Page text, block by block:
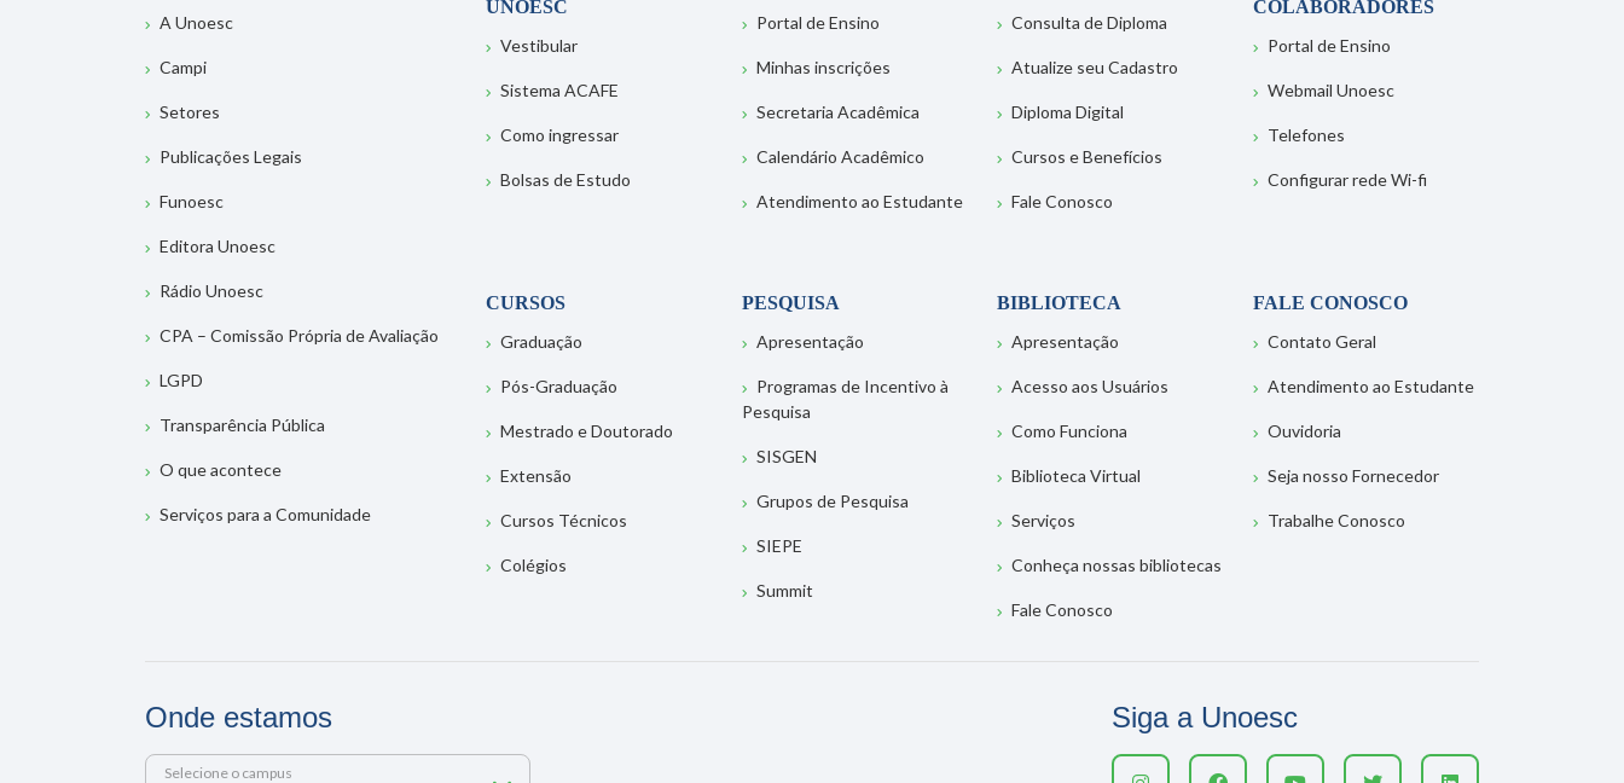
A Unoesc
Campi
Setores
Publicações Legais
Funoesc
Editora Unoesc
Rádio Unoesc
CPA – Comissão Própria de Avaliação
LGPD
Transparência Pública
O que acontece
Serviços para a Comunidade
UNOESC
Vestibular
Sistema ACAFE
Como ingressar
Bolsas de Estudo
Portal de Ensino
Minhas inscrições
Secretaria Acadêmica
Calendário Acadêmico
Atendimento ao Estudante
Consulta de Diploma
Atualize seu Cadastro
Diploma Digital
Cursos e Benefícios
Fale Conosco
COLABORADORES
Portal de Ensino
Webmail Unoesc
Telefones
Configurar rede Wi-fi
CURSOS
Graduação
Pós-Graduação
Mestrado e Doutorado
Extensão
Cursos Técnicos
Colégios
PESQUISA
Apresentação
Programas de Incentivo à
Pesquisa
SISGEN
Grupos de Pesquisa
SIEPE
Summit
BIBLIOTECA
Apresentação
Acesso aos Usuários
Como Funciona
Biblioteca Virtual
Serviços
Conheça nossas bibliotecas
Fale Conosco
FALE CONOSCO
Contato Geral
Atendimento ao Estudante
Ouvidoria
Seja nosso Fornecedor
Trabalhe Conosco
Onde estamos
Selecione o campus
Siga a Unoesc